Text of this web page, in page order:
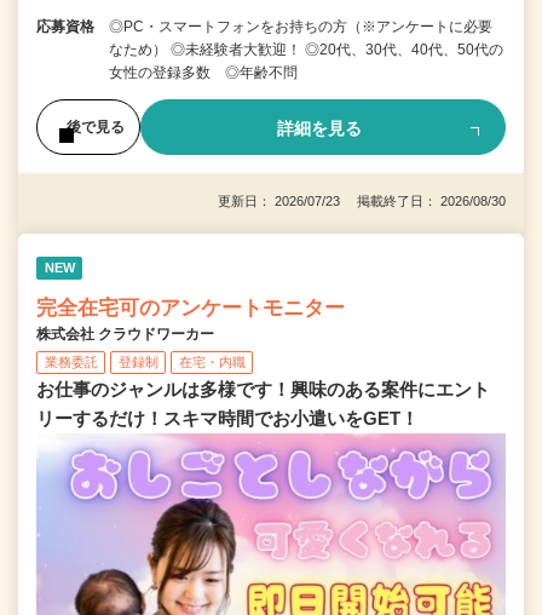
応募資格
◎PC・スマートフォンをお持ちの方（※アンケートに必要
なため） ◎未経験者大歓迎！ ◎20代、30代、40代、50代の
女性の登録多数 ◎年齢不問
後で見る 詳細を見る
更新日： 2026/07/23 掲載終了日： 2026/08/30
NEW
完全在宅可のアンケートモニター
株式会社 クラウドワーカー
業務委託 登録制 在宅・内職
お仕事のジャンルは多様です！興味のある案件にエント
リーするだけ！スキマ時間でお小遣いをGET！